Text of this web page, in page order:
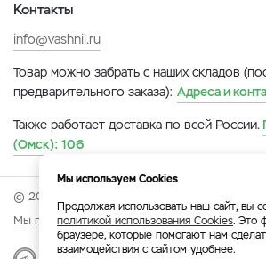
Контакты
info@vashnil.ru
Товар можно забрать с наших складов
предварительного заказа): Адреса и
Также работает доставка по всей России.
(Омск): 106
© 2026 Онлайн-ярмарка ВАСХНиЛ.
Мы принимаем:
Мы используем Cookies
Продолжая использовать наш сайт, вы
политикой использования Cookies. Это
браузере, которые помогают нам
взаимодействия с сайтом удобнее.